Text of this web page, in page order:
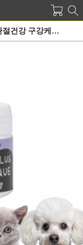
헬로플라그플러스40g(3개월분)관절건강 구강케어를 한번에